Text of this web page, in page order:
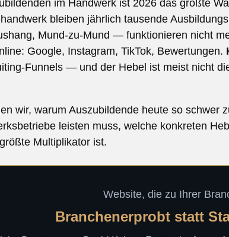
im Handwerk ist 2026 das größte
bleiben jährlich tausende
Mund-zu-Mund — funktionieren nicht
Google, Instagram, TikTok, Bewertungen.
Funnels — und der Hebel ist meist nicht
wir, warum Auszubildende heute so schwer
leisten muss, welche konkreten
Multiplikator ist.
Website, die zu Ihrer
Branchenerprobt statt